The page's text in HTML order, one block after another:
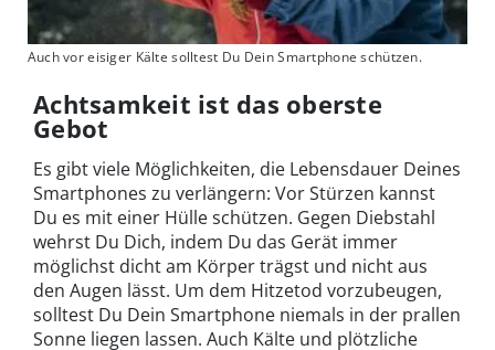
Auch vor eisiger Kälte solltest Du Dein Smartphone schützen.
Achtsamkeit ist das oberste
Gebot
Es gibt viele Möglichkeiten, die Lebensdauer Deines
Smartphones zu verlängern: Vor Stürzen kannst
Du es mit einer Hülle schützen. Gegen Diebstahl
wehrst Du Dich, indem Du das Gerät immer
möglichst dicht am Körper trägst und nicht aus
den Augen lässt. Um dem Hitzetod vorzubeugen,
solltest Du Dein Smartphone niemals in der prallen
Sonne liegen lassen. Auch Kälte und plötzliche